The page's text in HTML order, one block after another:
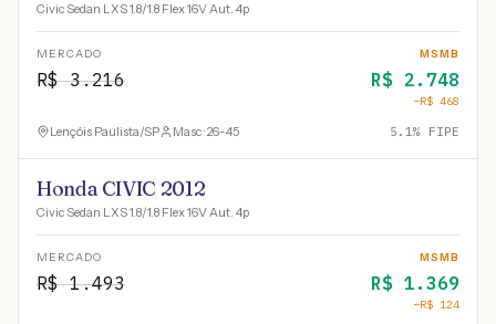
Civic Sedan LXS 1.8/1.8 Flex 16V Aut. 4p
MERCADO
R$3.216
MSMB
R$ 2.748
−R$ 468
Lençóis Paulista/SP Masc · 26-45 5.1% FIPE
Honda CIVIC 2012
Civic Sedan LXS 1.8/1.8 Flex 16V Aut. 4p
MERCADO
R$1.493
MSMB
R$ 1.369
−R$ 124